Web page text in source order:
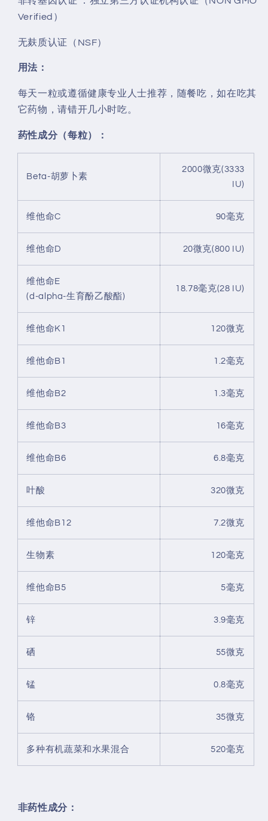
Verified）
无麸质认证（NSF）
用法：
每天一粒或遵循健康专业人士推荐，随餐吃，如在吃其
它药物，请错开几小时吃。
药性成分（每粒）：
Beta-胡萝卜素
2000微克(3333
IU)
维他命C 90毫克
维他命D 20微克(800 IU)
维他命E
(d-alpha-生育酚乙酸酯)
18.78毫克(28 IU)
维他命K1 120微克
维他命B1 1.2毫克
维他命B2 1.3毫克
维他命B3 16毫克
维他命B6 6.8毫克
叶酸 320微克
维他命B12 7.2微克
生物素 120毫克
维他命B5 5毫克
锌 3.9毫克
硒 55微克
锰 0.8毫克
铬 35微克
多种有机蔬菜和水果混合 520毫克
非药性成分：